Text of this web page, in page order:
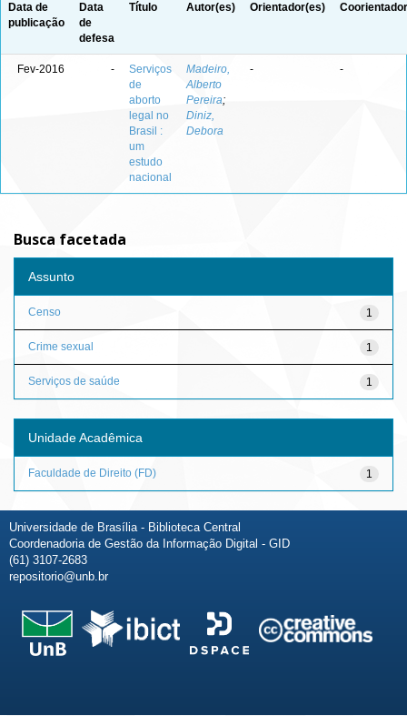
Data de
publicação
Data
de
defesa
Título Autor(es) Orientador(es)
Fev-2016 -
Serviços
de
aborto
legal no
Brasil :
um
estudo
nacional
Madeiro,
Alberto
Pereira;
Diniz,
Debora
- -
Busca facetada
Assunto
1
Censo
1
Crime sexual
1
Serviços de saúde
Unidade Acadêmica
1
Faculdade de Direito (FD)
Universidade de Brasília - Biblioteca Central
Coordenadoria de Gestão da Informação Digital - GID
(61) 3107-2683
repositorio@unb.br